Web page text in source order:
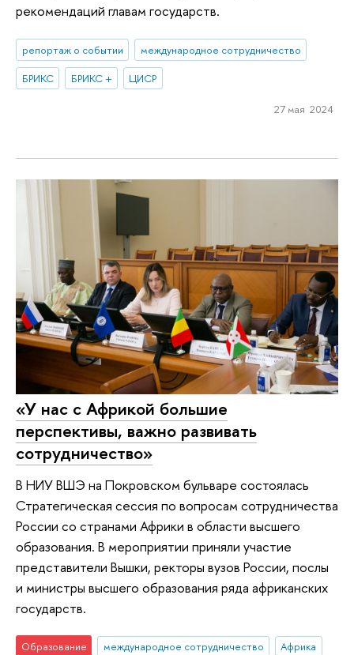
рекомендаций главам государств.
репортаж о событии
международное сотрудничество
БРИКС
БРИКС + ЦИСР
27 мая 2024
«У нас с Африкой большие
перспективы, важно развивать
сотрудничество»
В НИУ ВШЭ на Покровском бульваре состоялась
Стратегическая сессия по вопросам сотрудничества
России со странами Африки в области высшего
образования. В мероприятии приняли участие
представители Вышки, ректоры вузов России, послы
и министры высшего образования ряда африканских
государств.
Образование международное сотрудничество
Африка